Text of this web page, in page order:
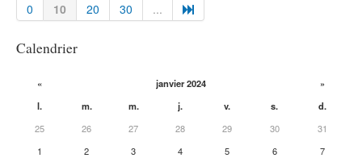
0 10 20 30 ...
Calendrier
« janvier 2024
»
l.
m. m. j. v. s.
d.
25
26 27 28 29 30
31
1
2 3 4 5 6
7